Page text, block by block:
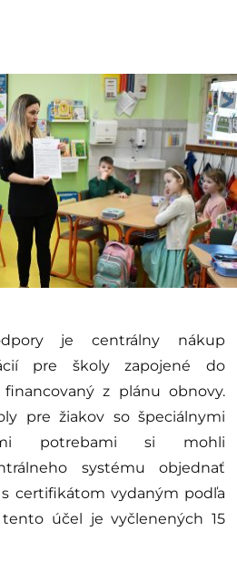
je centrálny nákup
pre školy zapojené do
z plánu obnovy.
pre žiakov so špeciálnymi
potrebami si mohli
systému objednať
certifikátom vydaným podľa
účel je vyčlenených 15